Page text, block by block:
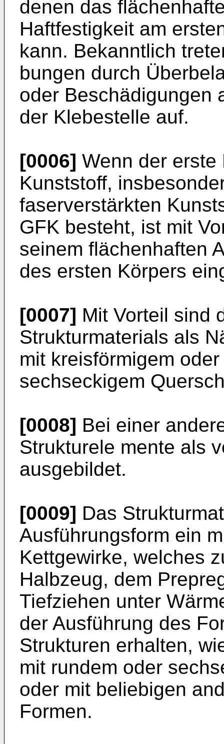
denen das
Haftfestigkeit am
kann. Bekanntlich
bungen durch
oder Beschädigungen
der Klebe­stelle auf.
[0006] Wenn der erste
Kunststoff,
faserverstärkten
GFK besteht, ist mit
seinem flächenhaften
des ersten Körpers
[0007] Mit Vorteil sind
Strukturmate­rials als
mit kreisförmigem
sechseckigem
[0008] Bei einer
Strukturele­ mente als
ausgebildet.
[0009] Das
Ausführungsform ein
Kettgewirke, welches
Halbzeug, dem
Tiefziehen unter
der Ausführung des
Strukturen erhalten,
mit rundem oder
oder mit beliebigen
Formen.